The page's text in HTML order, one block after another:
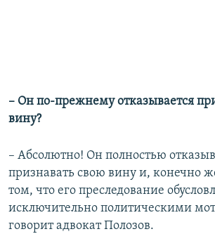
– Он по-прежнему отказывается
вину?
– Абсолютно! Он полностью
признавать свою вину и, конечно
том, что его преследование
исключительно политическими
говорит адвокат Полозов.